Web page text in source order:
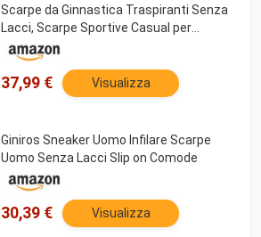
Scarpe da Ginnastica Traspiranti Senza
Lacci, Scarpe Sportive Casual per
Camminata e Tempo Libero (Verde, 41
EU, MLE260291-15)
37,99 € Visualizza
Giniros Sneaker Uomo Infilare Scarpe
Uomo Senza Lacci Slip on Comode
30,39 € Visualizza